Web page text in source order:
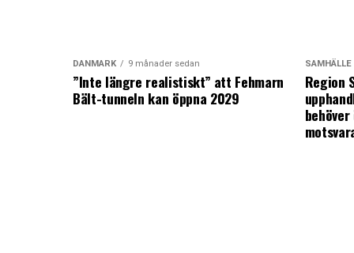
DANMARK 9 månader sedan
”Inte längre realistiskt” att Fehmarn
Bält-tunneln kan öppna 2029
SAMHÄLLE
Region